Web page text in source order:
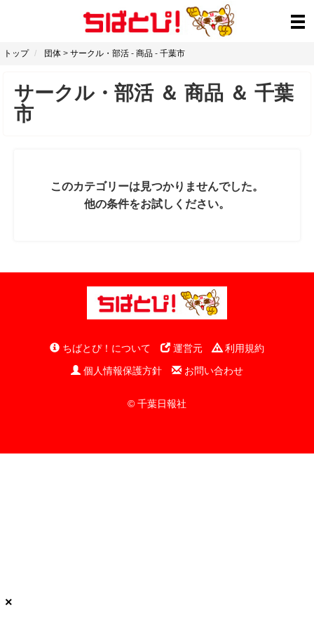
トップ 団体 > サークル・部活 - 商品 - 千葉市
サークル・部活＆ 商品 ＆ 千葉
市
このカテゴリーは見つかりませんでした。
他の条件をお試しください。
ちばとぴ！について 運営元
利用規約
個人情報保護方針
お問い合わせ
© 千葉日報社
×